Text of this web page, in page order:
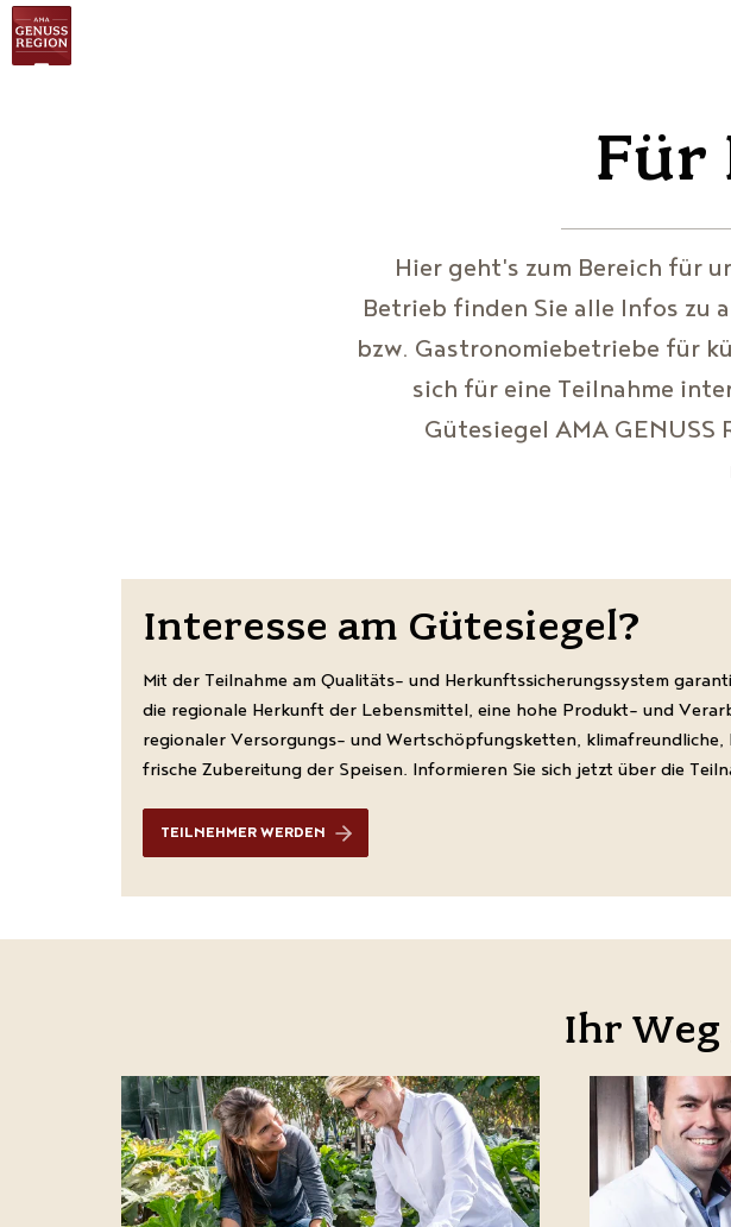
Für
Hier geht's zum Bereich für
Betrieb finden Sie alle Infos zu
bzw. Gastronomiebetriebe für
sich für eine Teilnahme
Gütesiegel AMA GENUSS
Interesse am Gütesiegel?
Mit der Teilnahme am Qualitäts- und Herkunftssicherungssystem
die regionale Herkunft der Lebensmittel, eine hohe Produkt- und
regionaler Versorgungs- und Wertschöpfungsketten,
frische Zubereitung der Speisen. Informieren Sie sich jetzt über die
TEILNEHMER WERDEN
Ihr Weg